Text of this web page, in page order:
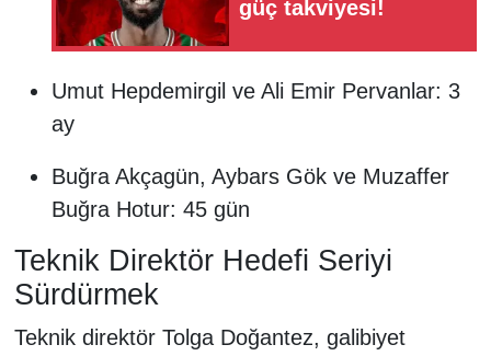
güç takviyesi!
Umut Hepdemirgil ve Ali Emir Pervanlar: 3
ay
Buğra Akçagün, Aybars Gök ve Muzaffer
Buğra Hotur: 45 gün
Teknik Direktör Hedefi Seriyi
Sürdürmek
Teknik direktör Tolga Doğantez, galibiyet